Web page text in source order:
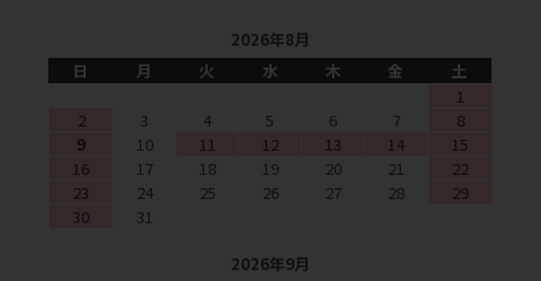
2026年8月
日
月 火 水 木 金
土
1
2
3 4 5 6 7
8
9
10 11 12 13 14
15
16
17 18 19 20 21
22
23
24 25 26 27 28
29
30
31
2026年9月